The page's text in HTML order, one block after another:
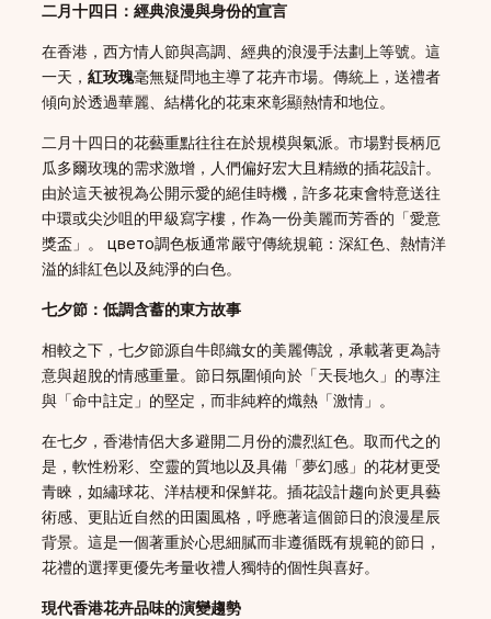
二月十四日：經典浪漫與身份的宣言
在香港，西方情人節與高調、經典的浪漫手法劃上等號。這
一天， 紅玫瑰毫無疑問地主導了花卉市場。傳統上，送禮者
傾向於透過華麗、結構化的花束來彰顯熱情和地位。
二月十四日的花藝重點往往在於規模與氣派。市場對長柄厄
瓜多爾玫瑰的需求激增，人們偏好宏大且精緻的插花設計。
由於這天被視為公開示愛的絕佳時機，許多花束會特意送往
中環或尖沙咀的甲級寫字樓，作為一份美麗而芳香的「愛意
獎盃」。 цвето調色板通常嚴守傳統規範：深紅色、熱情洋
溢的緋紅色以及純淨的白色。
七夕節：低調含蓄的東方故事
相較之下，七夕節源自牛郎織女的美麗傳說，承載著更為詩
意與超脫的情感重量。節日氛圍傾向於「天長地久」的專注
與「命中註定」的堅定，而非純粹的熾熱「激情」。
在七夕，香港情侶大多避開二月份的濃烈紅色。取而代之的
是，軟性粉彩、空靈的質地以及具備「夢幻感」的花材更受
青睞，如繡球花、洋桔梗和保鮮花。插花設計趨向於更具藝
術感、更貼近自然的田園風格，呼應著這個節日的浪漫星辰
背景。這是一個著重於心思細膩而非遵循既有規範的節日，
花禮的選擇更優先考量收禮人獨特的個性與喜好。
現代香港花卉品味的演變趨勢